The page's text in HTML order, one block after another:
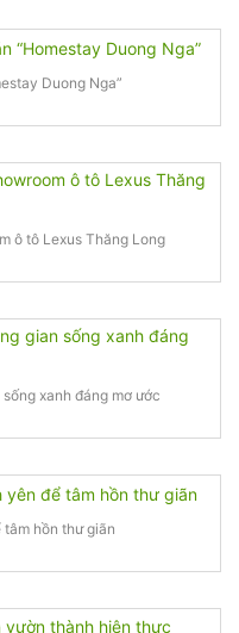
Duong Nga”
ô tô Lexus Thăng Long
xanh đáng mơ ước
hồn thư giãn